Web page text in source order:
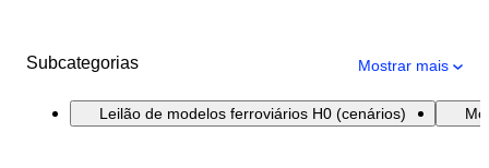
Subcategorias Mostrar mais
Leilão de modelos ferroviários H0 (cenários)